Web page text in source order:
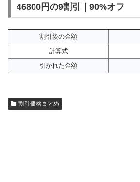
46800円の9割引｜90%オフ
割引後の金額
計算式
引かれた金額
割引価格まとめ